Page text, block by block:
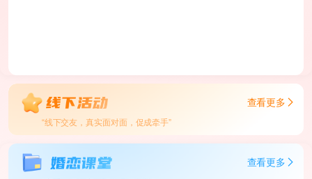
查看更多
“线下交友，真实面对面，促成牵手”
查看更多